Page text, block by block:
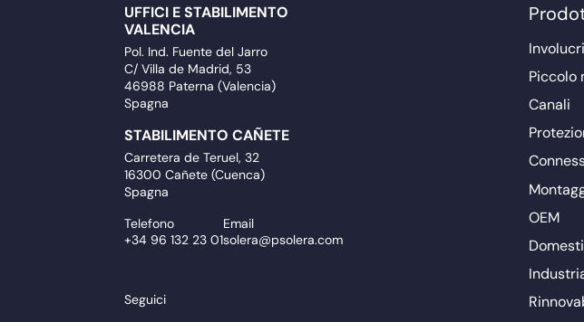
UFFICI E STABILIMENTO
VALENCIA
Pol. Ind. Fuente del Jarro
C/ Villa de Madrid, 53
46988 Paterna (Valencia)
Spagna
STABILIMENTO CAÑETE
Carretera de Teruel, 32
16300 Cañete (Cuenca)
Spagna
Telefono
+34 96 132 23 01
Email
solera@psolera.com
Seguici
Involucri
Piccolo
Canali
OEM